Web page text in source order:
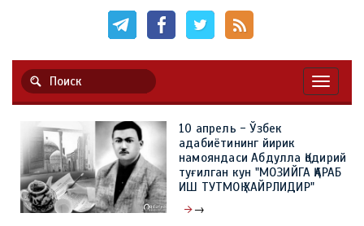
10 апрель - Ўзбек
адабиётининг йирик
намояндаси Абдулла Қодирий
туғилган кун "МОЗИЙГА ҚАРАБ
ИШ ТУТМОҚ ХАЙРЛИДИР"
→